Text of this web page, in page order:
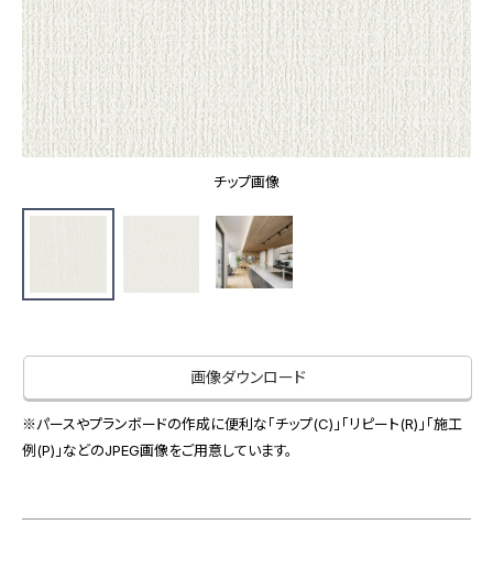
ノンワックス床タイル
壁紙機能性ガイド
モデルハウス
新築戸建・マンション
#リリカラのある暮らし
ショールーム
ショールーム トップ
東京ショールーム
大阪ショールーム
お客様サポート
お客様サポート トップ
画像ダウンロード
お役立ち資料
サンプル・カタログ請求／お問い合わせ（ビジネスのお客様）
非住宅案件に関するお問い合わせ
スペースソリューション事業
オフィスソリューション事業
会社情報
チップ画像
画像ダウンロード
※パースやプランボードの作成に便利な「チップ(C)」「リピート(R)」「施工
例(P)」などのJPEG画像をご用意しています。